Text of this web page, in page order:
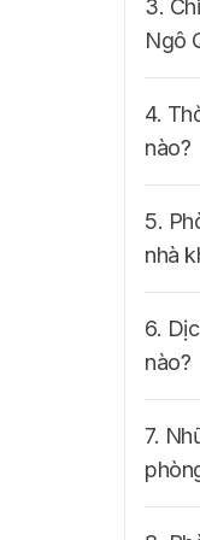
3.
Ngô
4.
nào?
5.
nhà
6.
nào?
7.